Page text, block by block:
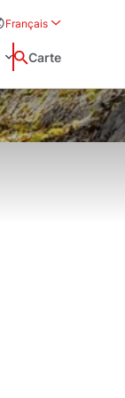
Français
Wyszukaj
Carte